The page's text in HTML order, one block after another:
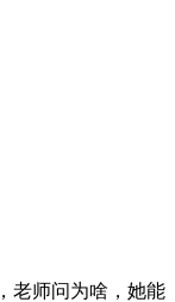
老师问为啥，她能